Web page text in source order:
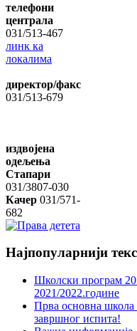
телефони
централа
031/513-467
линк ка
локалима
директор/факс
031/513-679
издвојена
одељења
Стапари
031/3807-030
Качер 031/571-
682
Најпопуларнији
Школски програм
2021/2022.године
Прва основна школа
завршног испита!